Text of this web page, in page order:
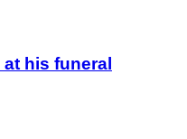
at his funeral